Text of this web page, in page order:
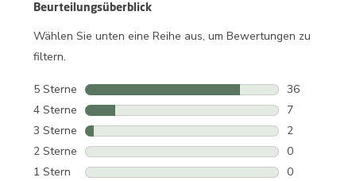
Beurteilungsüberblick
Wählen Sie unten eine Reihe aus, um Bewertungen zu
filtern.
5 Sterne Sterne
36
36
4 Sterne Sterne
7
7
3 Sterne Sterne
2
2
2 Sterne Sterne
0
0
1 Stern Sterne
0